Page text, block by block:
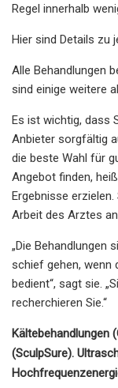
Regel innerhalb
Hier sind Details zu
Alle Behandlungen
sind einige weitere
Es ist wichtig, dass
Anbieter sorgfältig
die beste Wahl für
Angebot finden,
Ergebnisse
Arbeit des Arztes
„Die Behandlungen
schief gehen, wenn
bedient“, sagt sie.
recherchieren Sie.“
Kältebehandlungen
(SculpSure).